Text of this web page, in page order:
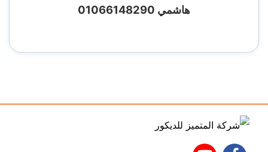
هاشمي 01066148290